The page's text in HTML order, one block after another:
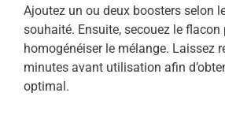
Ajoutez un ou deux boosters selon
souhaité. Ensuite, secouez le flacon
homogénéiser le mélange. Laissez
minutes avant utilisation afin
optimal.